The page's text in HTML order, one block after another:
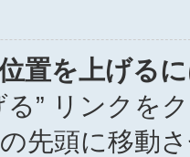
置を上げる
る” リンクを
先頭に移動